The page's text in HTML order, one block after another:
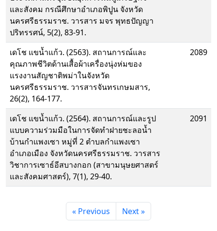
และสังคม กรณีศึกษาอำเภอพิปูน จังหวัด
นครศรีธรรมราช. วารสาร มจร พุทธปัญญา
ปริทรรศน์, 5(2), 83-91.
เดโช แขน้ำแก้ว. (2563). สถานการณ์และ
คุณภาพชีวิตด้านเสื้อผ้าเครื่องนุ่งห่มของ
แรงงานสัญชาติพม่าในจังหวัด
นครศรีธรรมราช. วารสารจันทรเกษมสาร,
26(2), 164-177.
2089
เดโช แขน้ำแก้ว. (2564). สถานการณ์และรูป
แบบความร่วมมือในการจัดทำฝายชะลอน้ำ
บ้านกำแพงเซา หมู่ที่ 2 ตำบลกำแพงเซา
อำเภอเมือง จังหวัดนครศรีธรรมราช. วารสาร
วิชาการเซาธ์อีสบางกอก (สาขามนุษยศาสตร์
และสังคมศาสตร์), 7(1), 29-40.
2091
« Previous Next »